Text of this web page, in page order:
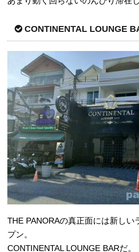
CONTINENTAL LOUNGE
THE PANORAの真正面には新しい
プン。
CONTINENTAL LOUNGE BARだ。